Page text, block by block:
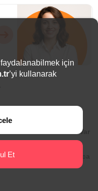
Var
için
’yi kullanarak
Et